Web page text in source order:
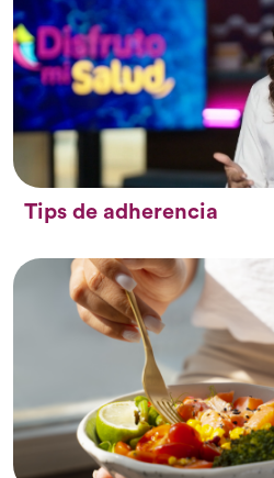
Tips de adherencia